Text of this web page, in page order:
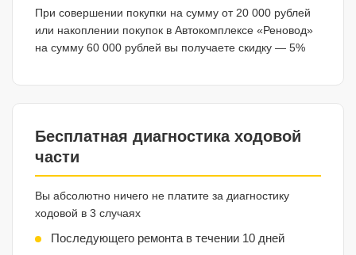
При совершении покупки на сумму от 20 000 рублей
или накоплении покупок в Автокомплексе «Реновод»
на сумму 60 000 рублей вы получаете скидку — 5%
Бесплатная диагностика ходовой
части
Вы абсолютно ничего не платите за диагностику
ходовой в 3 случаях
Последующего ремонта в течении 10 дней